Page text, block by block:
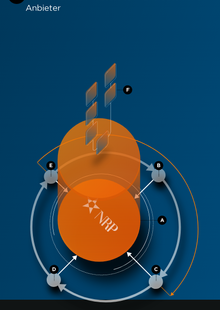
Anbieter
Cookie-Richtlinie.
ALLE AKZEPTIEREN
NUR NOTWENDIGE AKZEPTIEREN
ANPASSEN